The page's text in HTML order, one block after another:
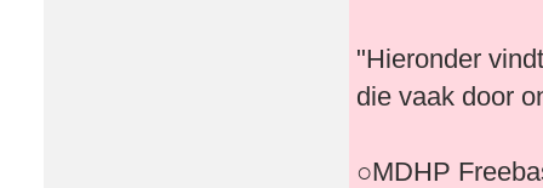
"Hieronder
die vaak door
○MDHP